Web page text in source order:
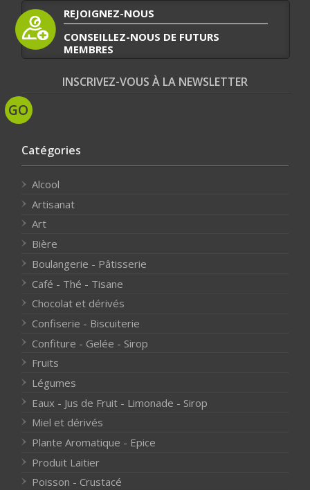
REJOIGNEZ-NOUS
CONSEILLEZ-NOUS DE FUTURS
MEMBRES
INSCRIVEZ-VOUS À LA NEWSLETTER
Catégories
Alcool
Artisanat
Art
Bière
Boulangerie - Pâtisserie
Café - Thé - Tisane
Chocolat et dérivés
Confiserie - Biscuiterie
Confiture - Gelée - Sirop
Fruits
Légumes
Eaux - Jus de Fruit - Limonade - Sirop
Miel et dérivés
Plante Aromatique - Epice
Produit Laitier
Poisson - Crustacé